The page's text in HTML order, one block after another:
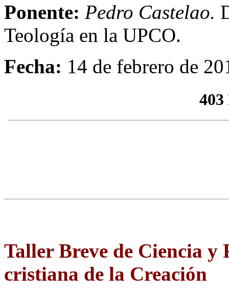
Ponente: Pedro Castelao.
Teología en la UPCO.
Fecha: 14 de febrero de
Taller Breve de Ciencia y
cristiana de la Creación